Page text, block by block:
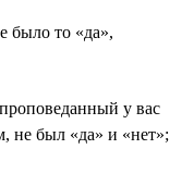
было то «да»,
у вас
был «да» и «нет»;